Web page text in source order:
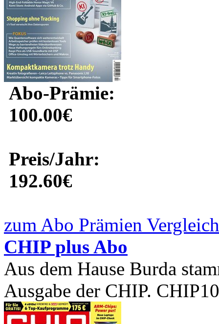
Abo-Prämie:
100.00€
Preis/Jahr:
192.60€
zum Abo Prämien
CHIP plus Abo
Aus dem Hause Burda
Ausgabe der CHIP.